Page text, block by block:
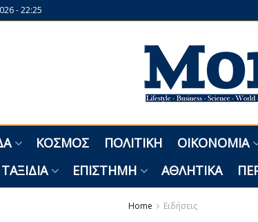
- 22:25
ΚΌΣΜΟΣ ΠΟΛΙΤΙΚΉ ΟΙΚΟΝΟΜΊΑ
ΤΑΞΊΔΙΑ ΕΠΙΣΤΉΜΗ ΑΘΛΗΤΙΚΆ
Home Ειδήσεις